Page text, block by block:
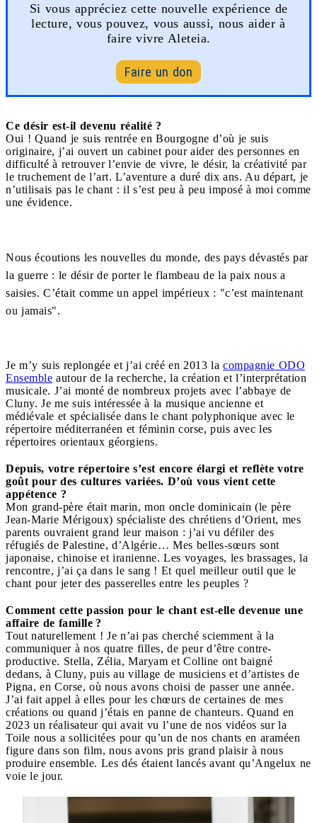
Si vous appréciez cette nouvelle expérience de
lecture, vous pouvez, vous aussi, nous aider à
faire vivre Aleteia.
Faire un don
Ce désir est-il devenu réalité ?
Oui ! Quand je suis rentrée en Bourgogne d’où je suis
originaire, j’ai ouvert un cabinet pour aider des personnes en
difficulté à retrouver l’envie de vivre, le désir, la créativité par
le truchement de l’art. L’aventure a duré dix ans. Au départ, je
n’utilisais pas le chant : il s’est peu à peu imposé à moi comme
une évidence.
Nous écoutions les nouvelles du monde, des pays dévastés par
la guerre : le désir de porter le flambeau de la paix nous a
saisies. C’était comme un appel impérieux : "c’est maintenant
ou jamais".
Je m’y suis replongée et j’ai créé en 2013 la compagnie ODO
Ensemble autour de la recherche, la création et l’interprétation
musicale. J’ai monté de nombreux projets avec l’abbaye de
Cluny. Je me suis intéressée à la musique ancienne et
médiévale et spécialisée dans le chant polyphonique avec le
répertoire méditerranéen et féminin corse, puis avec les
répertoires orientaux géorgiens.
Depuis, votre répertoire s’est encore élargi et reflète votre
goût pour des cultures variées. D’où vous vient cette
appétence ?
Mon grand-père était marin, mon oncle dominicain (le père
Jean-Marie Mérigoux) spécialiste des chrétiens d’Orient, mes
parents ouvraient grand leur maison : j’ai vu défiler des
réfugiés de Palestine, d’Algérie… Mes belles-sœurs sont
japonaise, chinoise et iranienne. Les voyages, les brassages, la
rencontre, j’ai ça dans le sang ! Et quel meilleur outil que le
chant pour jeter des passerelles entre les peuples ?
Comment cette passion pour le chant est-elle devenue une
affaire de famille ?
Tout naturellement ! Je n’ai pas cherché sciemment à la
communiquer à nos quatre filles, de peur d’être contre-
productive. Stella, Zélia, Maryam et Colline ont baigné
dedans, à Cluny, puis au village de musiciens et d’artistes de
Pigna, en Corse, où nous avons choisi de passer une année.
J’ai fait appel à elles pour les chœurs de certaines de mes
créations ou quand j’étais en panne de chanteurs. Quand en
2023 un réalisateur qui avait vu l’une de nos vidéos sur la
Toile nous a sollicitées pour qu’un de nos chants en araméen
figure dans son film, nous avons pris grand plaisir à nous
produire ensemble. Les dés étaient lancés avant qu’Angelux ne
voie le jour.